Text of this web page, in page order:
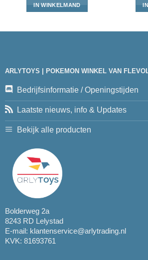
IN WINKELMAND
ARLYTOYS | POKEMON WINKEL VAN
Bedrijfsinformatie / Openingstijden
Laatste nieuws, info & Updates
Bekijk alle producten
Bolderweg 2a
8243 RD Lelystad
E-mail: klantenservice@arlytrading.nl
KVK: 81693761